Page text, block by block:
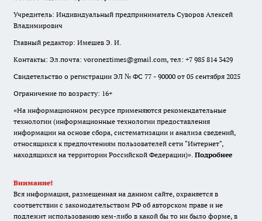
Учредитель: Индивидуальный предприниматель Суворов Алексей
Владимирович
Главный редактор: Имешев Э. И.
Контакты: Эл.почта: voroneztimes@gmail.com, тел: +7 985 814 3429
Свидетельство о регистрации ЭЛ № ФС 77 - 90000 от 05 сентября 2025
Ограничение по возрасту: 16+
«На информационном ресурсе применяются рекомендательные
технологии (информационные технологии предоставления
информации на основе сбора, систематизации и анализа сведений,
относящихся к предпочтениям пользователей сети "Интернет",
находящихся на территории Российской Федерации)». Подробнее
Внимание!
Вся информация, размещенная на данном сайте, охраняется в
соответствии с законодательством РФ об авторском праве и не
подлежит использованию кем-либо в какой бы то ни было форме, в